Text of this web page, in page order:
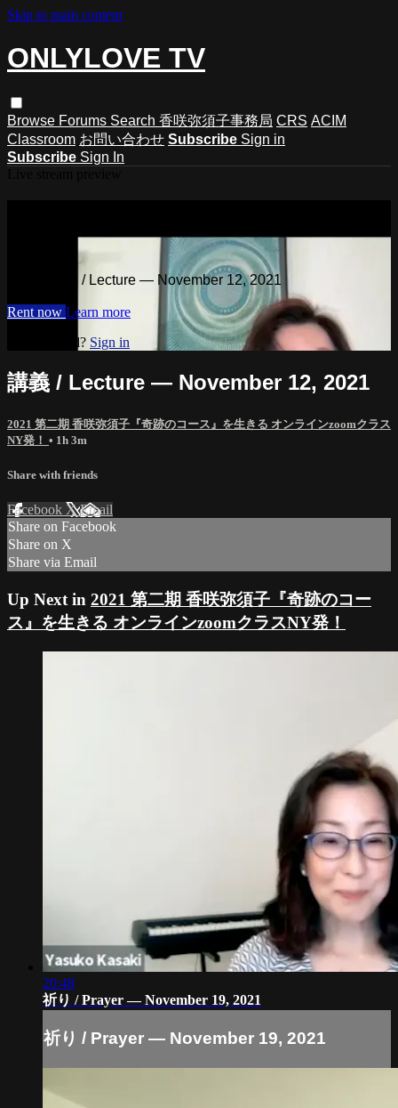
Skip to main content
ONLYLOVE TV
Browse Forums Search 香咲弥須子事務局 CRS ACIM
Classroom お問い合わせ Subscribe Sign in
Subscribe Sign In
Watch 講義 / Lecture — November 12, 2021
Rent now Learn more
Already paid? Sign in
講義 / Lecture — November 12, 2021
2021 第二期 香咲弥須子『奇跡のコース』を生きる オンラインzoomクラス
NY発！ • 1h 3m
Share with friends
Facebook XEmail
Share on Facebook
Share on X
Share via Email
Up Next in 2021 第二期 香咲弥須子『奇跡のコー
ス』を生きる オンラインzoomクラスNY発！
20:48
祈り / Prayer — November 19, 2021
祈り / Prayer — November 19, 2021